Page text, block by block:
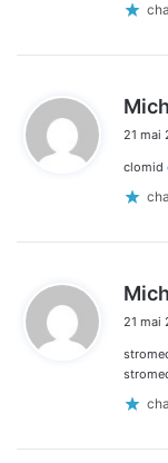
21 mai
clomid
21 mai